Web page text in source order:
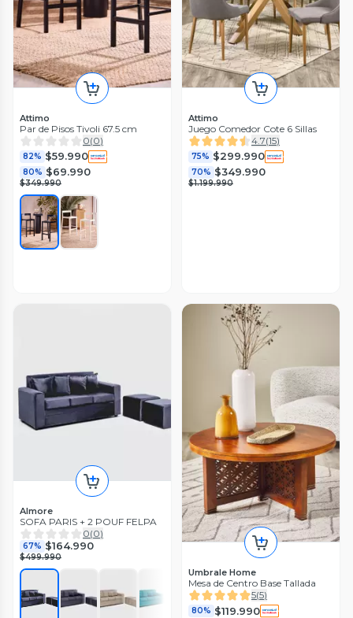
Attimo
Par de Pisos Tivoli 67.5 cm
0(0)
82% $59.990
80% $69.990
$349.990
Attimo
Juego Comedor Cote 6 Sillas
4.7(15)
75% $299.990
70% $349.990
$1.199.990
Almore
SOFA PARIS + 2 POUF FELPA
0(0)
67% $164.990
$499.990
Umbrale Home
Mesa de Centro Base Tallada
5(5)
80% $119.990